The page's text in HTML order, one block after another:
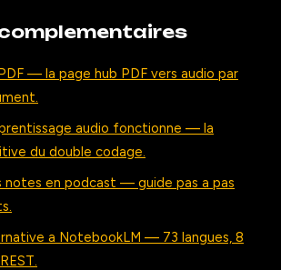
— la page hub PDF vers audio par
audio fonctionne — la
du double codage.
notes en podcast — guide pas a pas
a NotebookLM — 73 langues, 8